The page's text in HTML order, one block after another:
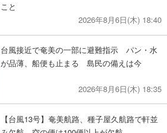
こと
2026年8月6日(木) 18:40
台風接近で奄美の一部に避難指示 パン・水
が品薄、船便も止まる 島民の備えは今
2026年8月6日(木) 18:35
【台風13号】奄美航路、種子屋久航路で軒並